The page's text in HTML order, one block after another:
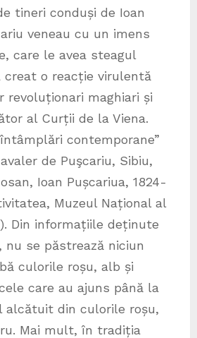
tineri conduși de Ioan
veneau cu un imens
care le avea steagul
creat o reacție virulentă
revoluționari maghiari și
al Curții de la Viena.
contemporane”
de Puşcariu, Sibiu,
Ioan Pușcariua, 1824-
Muzeul Național al
Din informațiile deținute
nu se păstrează niciun
culorile roșu, alb și
care au ajuns până la
alcătuit din culorile roșu,
Mai mult, în tradiția